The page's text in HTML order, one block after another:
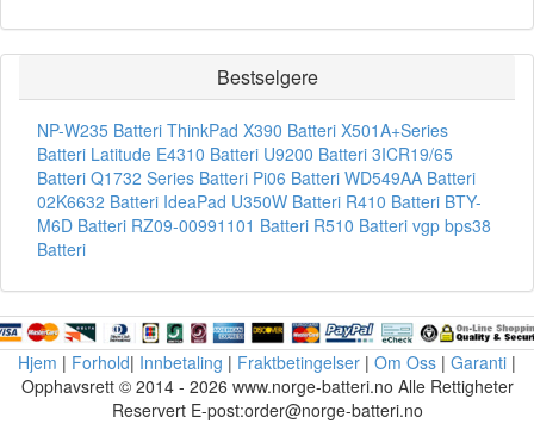
Bestselgere
NP-W235 Batteri ThinkPad X390 Batteri X501A+Series
Batteri Latitude E4310 Batteri U9200 Batteri 3ICR19/65
Batteri Q1732 Series Batteri Pi06 Batteri WD549AA Batteri
02K6632 Batteri IdeaPad U350W Batteri R410 Batteri BTY-
M6D Batteri RZ09-00991101 Batteri R510 Batteri vgp bps38
Batteri
Hjem | Forhold| Innbetaling | Fraktbetingelser | Om Oss | Garanti |
Opphavsrett © 2014 - 2026 www.norge-batteri.no Alle Rettigheter
Reservert E-post:order@norge-batteri.no